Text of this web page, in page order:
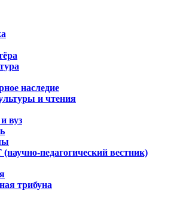
наследие
и чтения
вуз
педагогический вестник)
трибуна